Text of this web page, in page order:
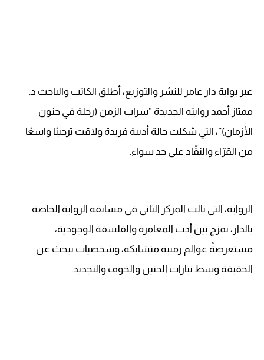
عبر بوابة دار عامر للنشر والتوزيع، أطلق الكاتب والباحث د.
ممتاز أحمد روايته الجديدة “سراب الزمن (رحلة في جنون
الأزمان)”، التي شكلت حالة أدبية فريدة ولاقت ترحيبًا واسعًا
من القرّاء والنقّاد على حد سواء.
الرواية، التي نالت المركز الثاني في مسابقة الرواية الخاصة
بالدار، تمزج بين أدب المغامرة والفلسفة الوجودية،
مستعرضةً عوالم زمنية متشابكة، وشخصيات تبحث عن
الحقيقة وسط تيارات الحنين والخوف والتجديد.